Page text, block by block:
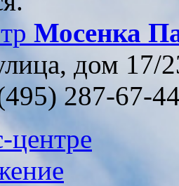
Мосенка
дом 17/
287-67-
центре